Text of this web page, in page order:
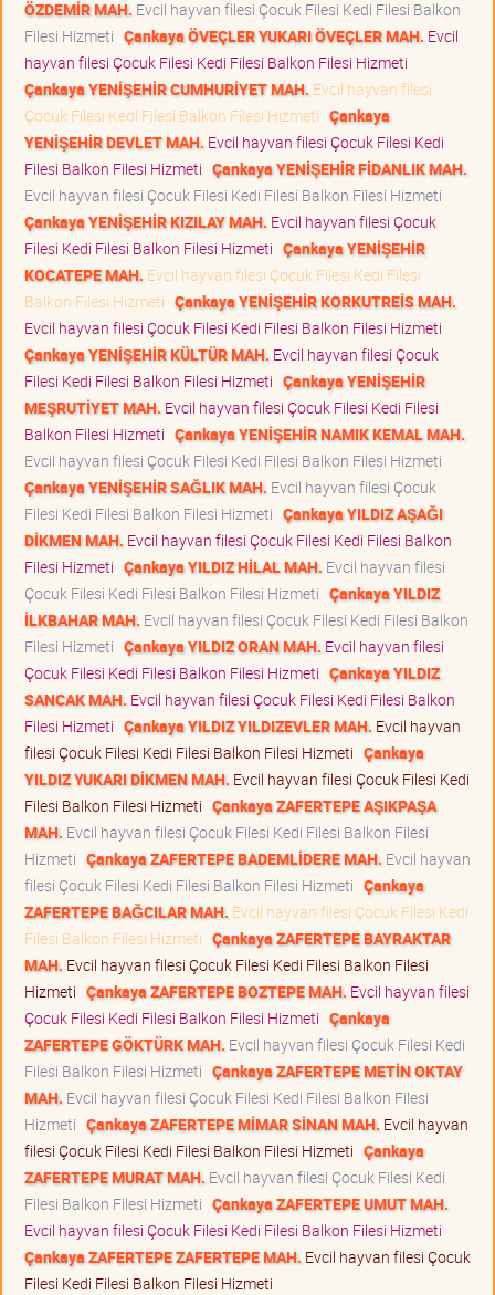
ÖZDEMİR MAH. Evcil hayvan filesi Çocuk Filesi Kedi Filesi Balkon
Filesi Hizmeti Çankaya ÖVEÇLER YUKARI ÖVEÇLER MAH. Evcil
hayvan filesi Çocuk Filesi Kedi Filesi Balkon Filesi Hizmeti
Çankaya YENİŞEHİR CUMHURİYET MAH. Evcil hayvan filesi
Çocuk Filesi Kedi Filesi Balkon Filesi Hizmeti Çankaya
YENİŞEHİR DEVLET MAH. Evcil hayvan filesi Çocuk Filesi Kedi
Filesi Balkon Filesi Hizmeti Çankaya YENİŞEHİR FİDANLIK MAH.
Evcil hayvan filesi Çocuk Filesi Kedi Filesi Balkon Filesi Hizmeti
Çankaya YENİŞEHİR KIZILAY MAH. Evcil hayvan filesi Çocuk
Filesi Kedi Filesi Balkon Filesi Hizmeti Çankaya YENİŞEHİR
KOCATEPE MAH. Evcil hayvan filesi Çocuk Filesi Kedi Filesi
Balkon Filesi Hizmeti Çankaya YENİŞEHİR KORKUTREİS MAH.
Evcil hayvan filesi Çocuk Filesi Kedi Filesi Balkon Filesi Hizmeti
Çankaya YENİŞEHİR KÜLTÜR MAH. Evcil hayvan filesi Çocuk
Filesi Kedi Filesi Balkon Filesi Hizmeti Çankaya YENİŞEHİR
MEŞRUTİYET MAH. Evcil hayvan filesi Çocuk Filesi Kedi Filesi
Balkon Filesi Hizmeti Çankaya YENİŞEHİR NAMIK KEMAL MAH.
Evcil hayvan filesi Çocuk Filesi Kedi Filesi Balkon Filesi Hizmeti
Çankaya YENİŞEHİR SAĞLIK MAH. Evcil hayvan filesi Çocuk
Filesi Kedi Filesi Balkon Filesi Hizmeti Çankaya YILDIZ AŞAĞI
DİKMEN MAH. Evcil hayvan filesi Çocuk Filesi Kedi Filesi Balkon
Filesi Hizmeti Çankaya YILDIZ HİLAL MAH. Evcil hayvan filesi
Çocuk Filesi Kedi Filesi Balkon Filesi Hizmeti Çankaya YILDIZ
İLKBAHAR MAH. Evcil hayvan filesi Çocuk Filesi Kedi Filesi Balkon
Filesi Hizmeti Çankaya YILDIZ ORAN MAH. Evcil hayvan filesi
Çocuk Filesi Kedi Filesi Balkon Filesi Hizmeti Çankaya YILDIZ
SANCAK MAH. Evcil hayvan filesi Çocuk Filesi Kedi Filesi Balkon
Filesi Hizmeti Çankaya YILDIZ YILDIZEVLER MAH. Evcil hayvan
filesi Çocuk Filesi Kedi Filesi Balkon Filesi Hizmeti Çankaya
YILDIZ YUKARI DİKMEN MAH. Evcil hayvan filesi Çocuk Filesi Kedi
Filesi Balkon Filesi Hizmeti Çankaya ZAFERTEPE AŞIKPAŞA
MAH. Evcil hayvan filesi Çocuk Filesi Kedi Filesi Balkon Filesi
Hizmeti Çankaya ZAFERTEPE BADEMLİDERE MAH. Evcil hayvan
filesi Çocuk Filesi Kedi Filesi Balkon Filesi Hizmeti Çankaya
ZAFERTEPE BAĞCILAR MAH. Evcil hayvan filesi Çocuk Filesi Kedi
Filesi Balkon Filesi Hizmeti Çankaya ZAFERTEPE BAYRAKTAR
MAH. Evcil hayvan filesi Çocuk Filesi Kedi Filesi Balkon Filesi
Hizmeti Çankaya ZAFERTEPE BOZTEPE MAH. Evcil hayvan filesi
Çocuk Filesi Kedi Filesi Balkon Filesi Hizmeti Çankaya
ZAFERTEPE GÖKTÜRK MAH. Evcil hayvan filesi Çocuk Filesi Kedi
Filesi Balkon Filesi Hizmeti Çankaya ZAFERTEPE METİN OKTAY
MAH. Evcil hayvan filesi Çocuk Filesi Kedi Filesi Balkon Filesi
Hizmeti Çankaya ZAFERTEPE MİMAR SİNAN MAH. Evcil hayvan
filesi Çocuk Filesi Kedi Filesi Balkon Filesi Hizmeti Çankaya
ZAFERTEPE MURAT MAH. Evcil hayvan filesi Çocuk Filesi Kedi
Filesi Balkon Filesi Hizmeti Çankaya ZAFERTEPE UMUT MAH.
Evcil hayvan filesi Çocuk Filesi Kedi Filesi Balkon Filesi Hizmeti
Çankaya ZAFERTEPE ZAFERTEPE MAH. Evcil hayvan filesi Çocuk
Filesi Kedi Filesi Balkon Filesi Hizmeti